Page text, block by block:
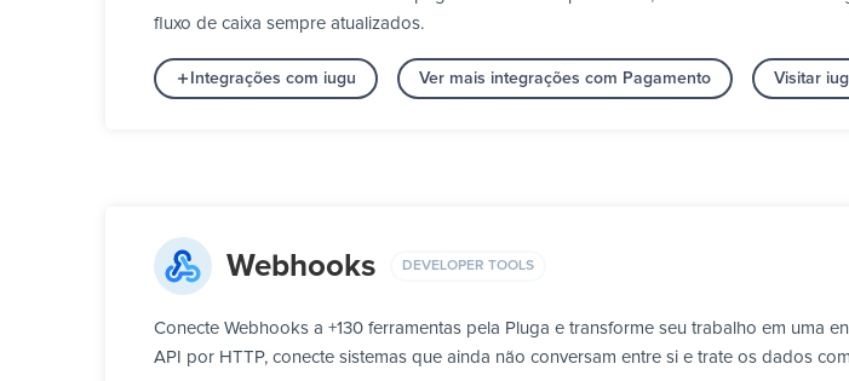
fluxo de caixa sempre atualizados.
Integrações com iugu Ver mais integrações com Pagamento Visitar
Webhooks DEVELOPER TOOLS
Conecte Webhooks a +130 ferramentas pela Pluga e transforme seu trabalho em
API por HTTP, conecte sistemas que ainda não conversam entre si e trate os dados